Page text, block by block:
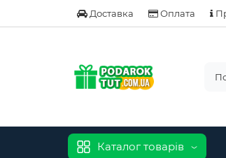
Доставка Оплата
Каталог товарів